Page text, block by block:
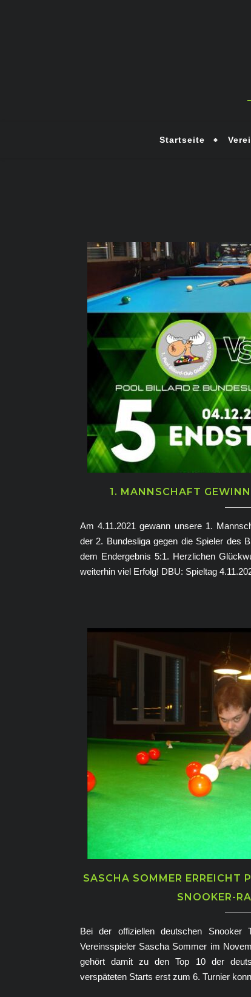
Startseite
1. MANNSCHAFT
Am 4.11.2021 gewann unsere 1.
der 2. Bundesliga gegen die Spieler des
dem Endergebnis 5:1. Herzlichen
weiterhin viel Erfolg! DBU: Spieltag
SASCHA SOMMER ERREICHT
SNOOKER-
Bei der offiziellen deutschen Snooker
Vereinsspieler Sascha Sommer im
gehört damit zu den Top 10 der
verspäteten Starts erst zum 6. Turnier